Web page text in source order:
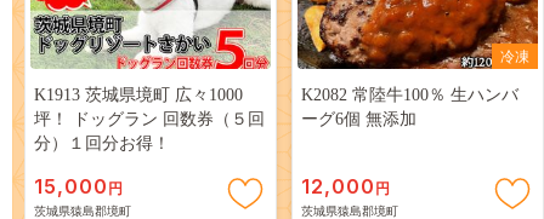
K1913 茨城県境町 広々1000
坪！ ドッグラン 回数券（５回
分）１回分お得！
15,000 円
茨城県猿島郡境町
冷凍
K2082 常陸牛100％ 生ハンバ
ーグ6個 無添加
12,000 円
茨城県猿島郡境町